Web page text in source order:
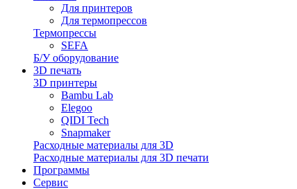
Для принтеров
Для термопрессов
Термопрессы
SEFA
Б/У оборудование
3D печать
3D принтеры
Bambu Lab
Elegoo
QIDI Tech
Snapmaker
Расходные материалы для 3D
Расходные материалы для 3D печати
Программы
Сервис